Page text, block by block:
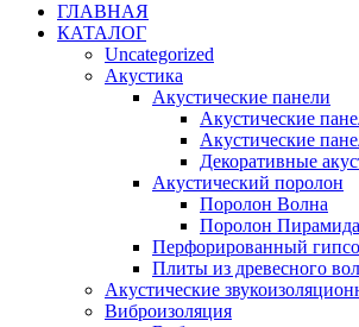
ГЛАВНАЯ
КАТАЛОГ
Uncategorized
Акустика
Акустические панели
Акустические
Акустические
Декоративные
Акустический поролон
Поролон Волна
Поролон Пирамида
Перфорированный
Плиты из древесного
Акустические
Виброизоляция